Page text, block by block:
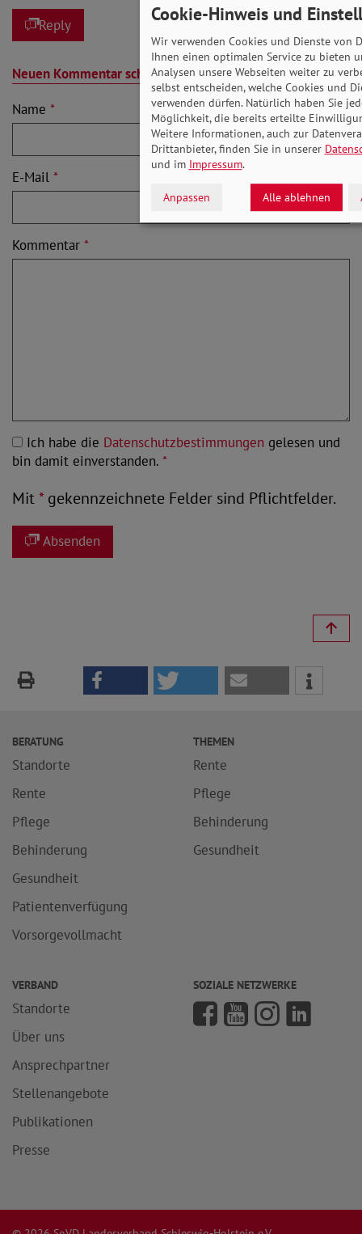
Reply
Neuen Kommentar schreiben
Name *
E-Mail *
Kommentar *
Ich habe die Datenschutzbestimmungen gelesen und
bin damit einverstanden. *
Mit*gekennzeichnete Felder sind Pflichtfelder.
Absenden
BERATUNG
Standorte
Rente
Pflege
Behinderung
Gesundheit
Patientenverfügung
Vorsorgevollmacht
THEMEN
Rente
Pflege
Behinderung
Gesundheit
VERBAND
Standorte
Über uns
Ansprechpartner
Stellenangebote
Publikationen
Presse
SOZIALE NETZWERKE
Cookie-Hinweis und
Wir verwenden Cookies und Dienste von
Ihnen einen optimalen Service zu bieten
Analysen unsere Webseiten weiter zu
selbst entscheiden, welche Cookies und
verwenden dürfen. Natürlich haben Sie
Möglichkeit, die bereits erteilte
Weitere Informationen, auch zur
Drittanbieter, finden Sie in unserer
und im Impressum.
Anpassen Alle ablehnen